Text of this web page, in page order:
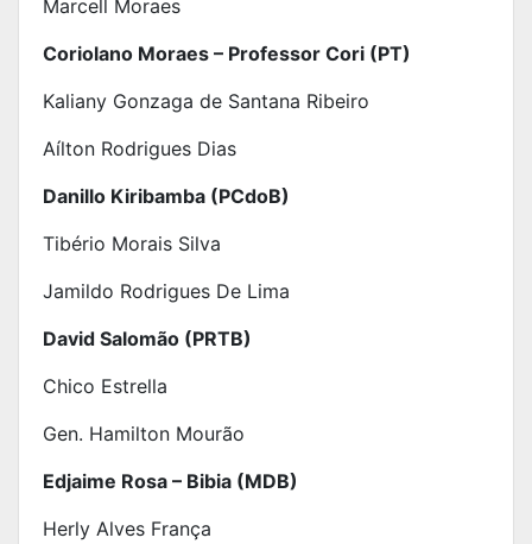
Marcell Moraes
Coriolano Moraes – Professor Cori (PT)
Kaliany Gonzaga de Santana Ribeiro
Aílton Rodrigues Dias
Danillo Kiribamba (PCdoB)
Tibério Morais Silva
Jamildo Rodrigues De Lima
David Salomão (PRTB)
Chico Estrella
Gen. Hamilton Mourão
Edjaime Rosa – Bibia (MDB)
Herly Alves França